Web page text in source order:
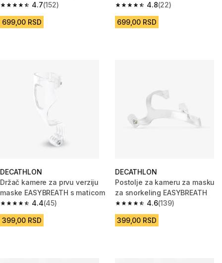
maski XS do M/L
4.7
4.7 od 5 zvezdica from 152 Recenzije
(152)
699,00 RSD
i 540FT
4.8
4.8 od 5 zvezdica from 22
(22)
699,00 RSD
DECATHLON
Držač kamere za prvu verziju
maske EASYBREATH s maticom
4.4
4.4 od 5 zvezdica from 45 Recenzije
(45)
399,00 RSD
DECATHLON
Postolje za kameru za masku
za snorkeling EASYBREATH
4.6
4.6 od 5 zvezdica from 139
(139)
399,00 RSD